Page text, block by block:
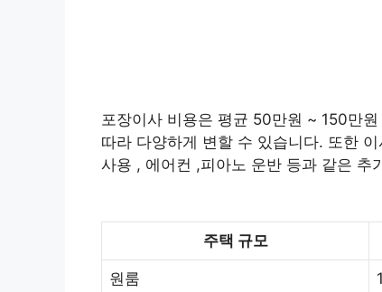
포장이사 비용은 평균 50만원 ~ 150만
따라 다양하게 변할 수 있습니다. 또한
사용 , 에어컨 ,피아노 운반 등과 같은 추
주택 규모
원룸